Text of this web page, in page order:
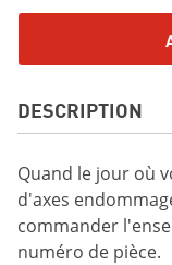
DESCRIPTION
Quand le jour où
d'axes
commander
numéro de pièce.